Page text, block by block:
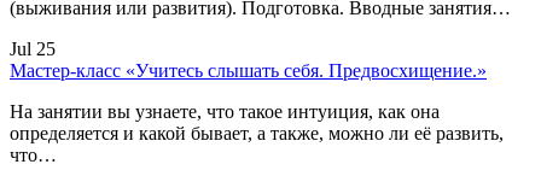
(выживания или развития). Подготовка. Вводные занятия…
Jul 25
Мастер-класс «Учитесь слышать себя. Предвосхищение.»
На занятии вы узнаете, что такое интуиция, как она
определяется и какой бывает, а также, можно ли её развить,
что…